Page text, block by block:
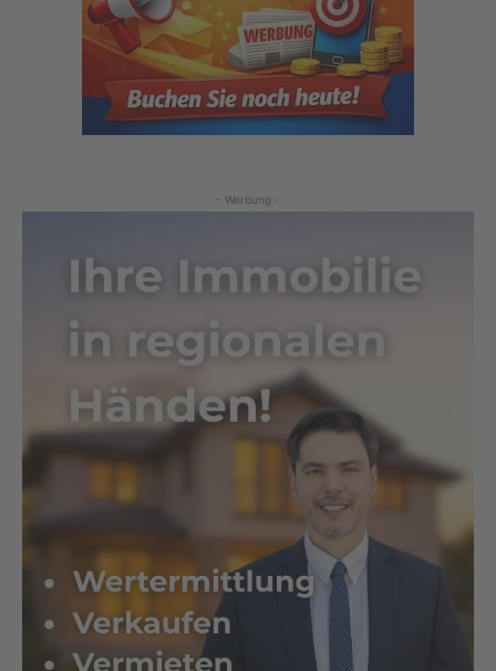
- Werbung -